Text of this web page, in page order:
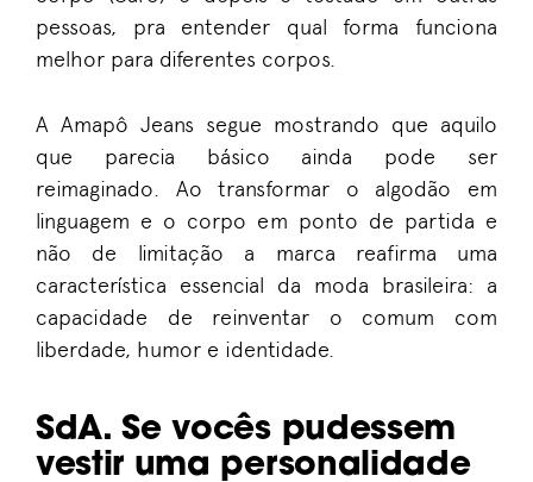
pessoas, pra entender qual forma funciona
melhor para diferentes corpos.
A Amapô Jeans segue mostrando que aquilo
que parecia básico ainda pode ser
reimaginado. Ao transformar o algodão em
linguagem e o corpo em ponto de partida e
não de limitação a marca reafirma uma
característica essencial da moda brasileira: a
capacidade de reinventar o comum com
liberdade, humor e identidade.
SdA. Se vocês pudessem
vestir uma personalidade